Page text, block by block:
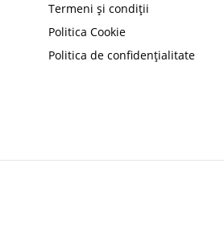
Termeni și condiții
Politica Cookie
Politica de confidențialitate
reducere la